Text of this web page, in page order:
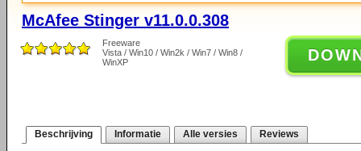
McAfee Stinger v11.0.0.308
Freeware
Vista / Win10 / Win2k / Win7 / Win8 /
WinXP
Beschrijving Informatie Alle versies Reviews